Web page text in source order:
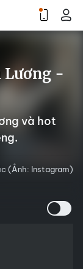
Lương -
và hot
(Ảnh: Instagram)